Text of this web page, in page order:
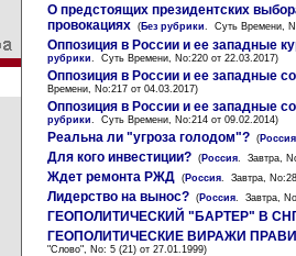
О предстоящих президентских
провокациях ( Без рубрики. Суть Времени,
Оппозиция в России и ее западные
рубрики. Суть Времени, No:220 от 22.03.2017)
Оппозиция в России и ее западные
Времени, No:217 от 04.03.2017)
Оппозиция в России и ее западные
рубрики. Суть Времени, No:214 от 09.02.2014)
Реальна ли "угроза голодом"? ( Россия
Для кого инвестиции? ( Россия. Завтра,
Ждет ремонта РЖД ( Россия. Завтра,
Лидерство на вынос? ( Россия. Завтра,
ГЕОПОЛИТИЧЕСКИЙ "БАРТЕР" В
ГЕОПОЛИТИЧЕСКИЕ ВИРАЖИ
"Слово", No: 5 (21) от 27.01.1999)